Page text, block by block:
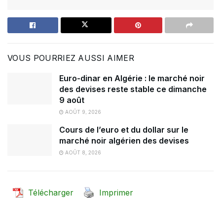
VOUS POURRIEZ AUSSI AIMER
Euro-dinar en Algérie : le marché noir
des devises reste stable ce dimanche
9 août
AOÛT 9, 2026
Cours de l’euro et du dollar sur le
marché noir algérien des devises
AOÛT 8, 2026
Télécharger
Imprimer